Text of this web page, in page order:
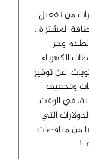
من تفعيل
المشتراة..
وحر
الكهرباء،
عن توفير
وتخفيف
في الوقت
التي
من مناقصات